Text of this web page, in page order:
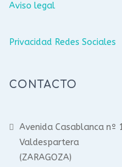
Aviso legal
Privacidad Redes Sociales
CONTACTO
Avenida Casablanca nº
Valdespartera
(ZARAGOZA)